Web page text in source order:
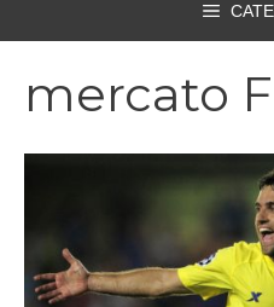
mercato